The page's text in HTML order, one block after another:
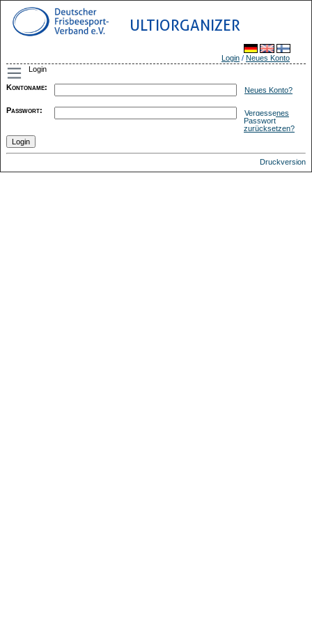
ULTIORGANIZER
Login / Neues Konto
Login
Kontoname: Neues Konto?
Passwort:
Vergessenes
Passwort
zurücksetzen?
Druckversion